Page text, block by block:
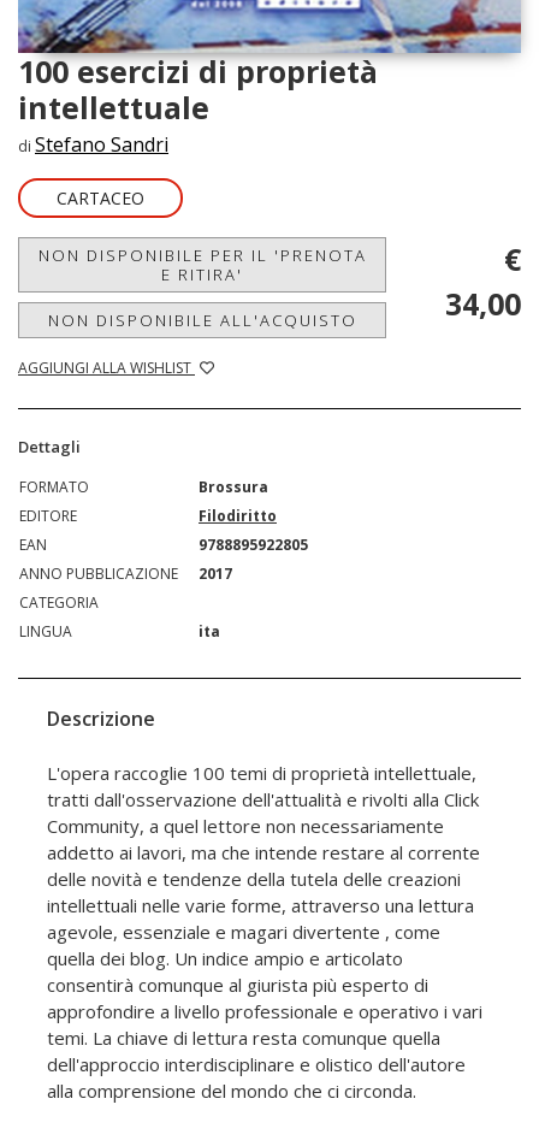
100 esercizi di proprietà
intellettuale
di Stefano Sandri
CARTACEO
NON DISPONIBILE PER IL 'PRENOTA
E RITIRA'
NON DISPONIBILE ALL'ACQUISTO
AGGIUNGI ALLA WISHLIST
€
34,00
Dettagli
FORMATO
Brossura
EDITORE
Filodiritto
EAN
9788895922805
ANNO PUBBLICAZIONE
2017
CATEGORIA
LINGUA
ita
Descrizione
L'opera raccoglie 100 temi di proprietà intellettuale,
tratti dall'osservazione dell'attualità e rivolti alla Click
Community, a quel lettore non necessariamente
addetto ai lavori, ma che intende restare al corrente
delle novità e tendenze della tutela delle creazioni
intellettuali nelle varie forme, attraverso una lettura
agevole, essenziale e magari divertente , come
quella dei blog. Un indice ampio e articolato
consentirà comunque al giurista più esperto di
approfondire a livello professionale e operativo i vari
temi. La chiave di lettura resta comunque quella
dell'approccio interdisciplinare e olistico dell'autore
alla comprensione del mondo che ci circonda.